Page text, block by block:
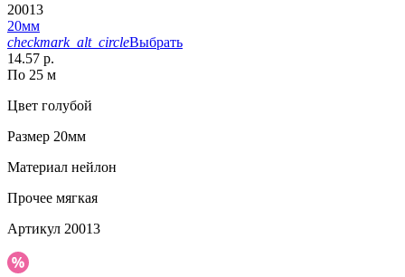
20013
20мм
checkmark_alt_circleВыбрать
14.57 р.
По 25 м
Цвет голубой
Размер 20мм
Материал нейлон
Прочее мягкая
Артикул 20013